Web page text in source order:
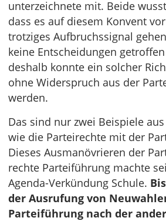
unterzeichnete mit. Beide
dass es auf diesem Konvent
trotziges Aufbruchssignal
keine Entscheidungen
deshalb konnte ein solcher
ohne Widerspruch aus der
werden.
Das sind nur zwei Beispiele
wie die Parteirechte mit der
Dieses Ausmanövrieren der
rechte Parteiführung machte
Agenda-Verkündung Schule.
der Ausrufung von
Parteiführung nach der